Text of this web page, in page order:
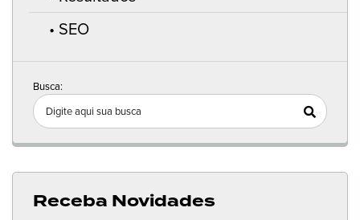
SEO
Busca:
Receba Novidades